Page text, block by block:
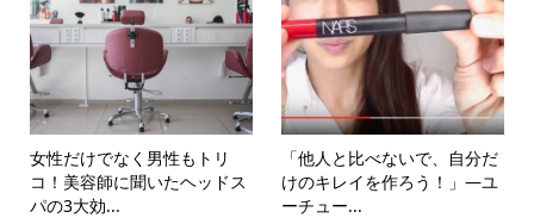
女性だけでなく男性もトリ
コ！美容師に聞いたヘッドス
パの3大効...
「他人と比べないで、自分だ
けのキレイを作ろう！」―ユ
ーチュー...